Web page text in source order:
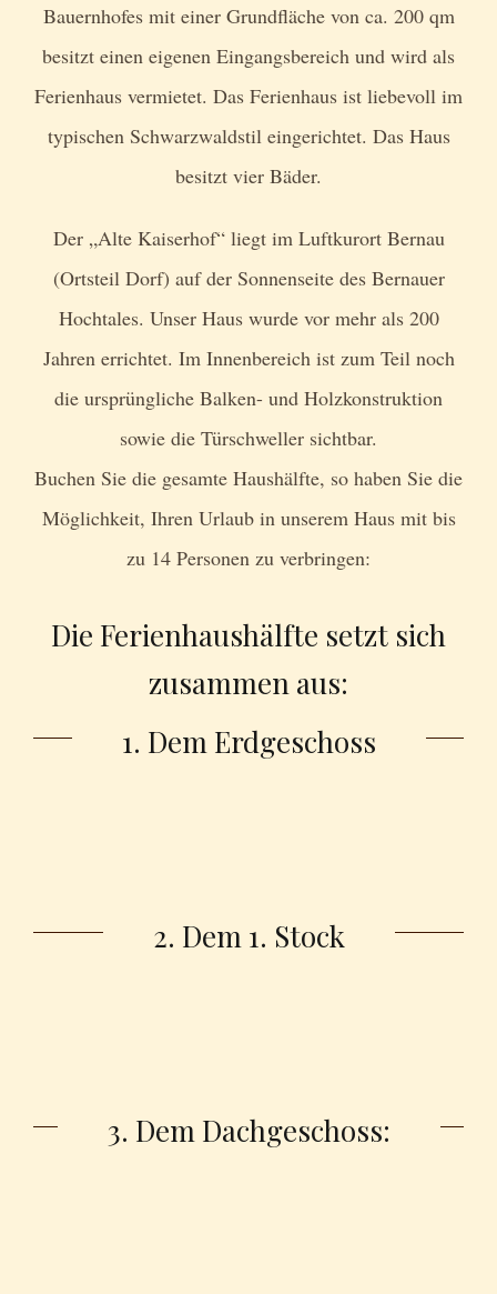
Bauernhofes mit einer Grundfläche von ca. 200 qm
besitzt einen eigenen Eingangsbereich und wird als
Ferienhaus vermietet. Das Ferienhaus ist liebevoll im
typischen Schwarzwaldstil eingerichtet. Das Haus
besitzt vier Bäder.
Der „Alte Kaiserhof“ liegt im Luftkurort Bernau
(Ortsteil Dorf) auf der Sonnenseite des Bernauer
Hochtales. Unser Haus wurde vor mehr als 200
Jahren errichtet. Im Innenbereich ist zum Teil noch
die ursprüngliche Balken- und Holzkonstruktion
sowie die Türschweller sichtbar.
Buchen Sie die gesamte Haushälfte, so haben Sie die
Möglichkeit, Ihren Urlaub in unserem Haus mit bis
zu 14 Personen zu verbringen:
Die Ferienhaushälfte setzt sich
zusammen aus:
1. Dem Erdgeschoss
2. Dem 1. Stock
3. Dem Dachgeschoss: